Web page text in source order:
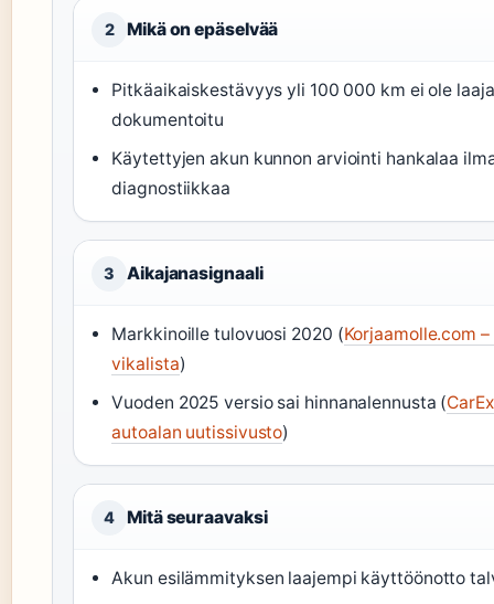
2 Mikä on epäselvää
Pitkäaikaiskestävyys yli 100 000 km ei ole
dokumentoitu
Käytettyjen akun kunnon arviointi hankalaa
diagnostiikkaa
3 Aikajanasignaali
Markkinoille tulovuosi 2020 (Korjaamolle.com
vikalista)
Vuoden 2025 versio sai hinnanalennusta (
autoalan uutissivusto)
4 Mitä seuraavaksi
Akun esilämmityksen laajempi käyttöönotto